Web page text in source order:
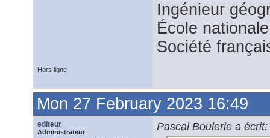
Ingénieur
École
Société
Hors ligne
Mon 27 February 2023 16:49
editeur
Administrateur
Pascal Boulerie a écrit: